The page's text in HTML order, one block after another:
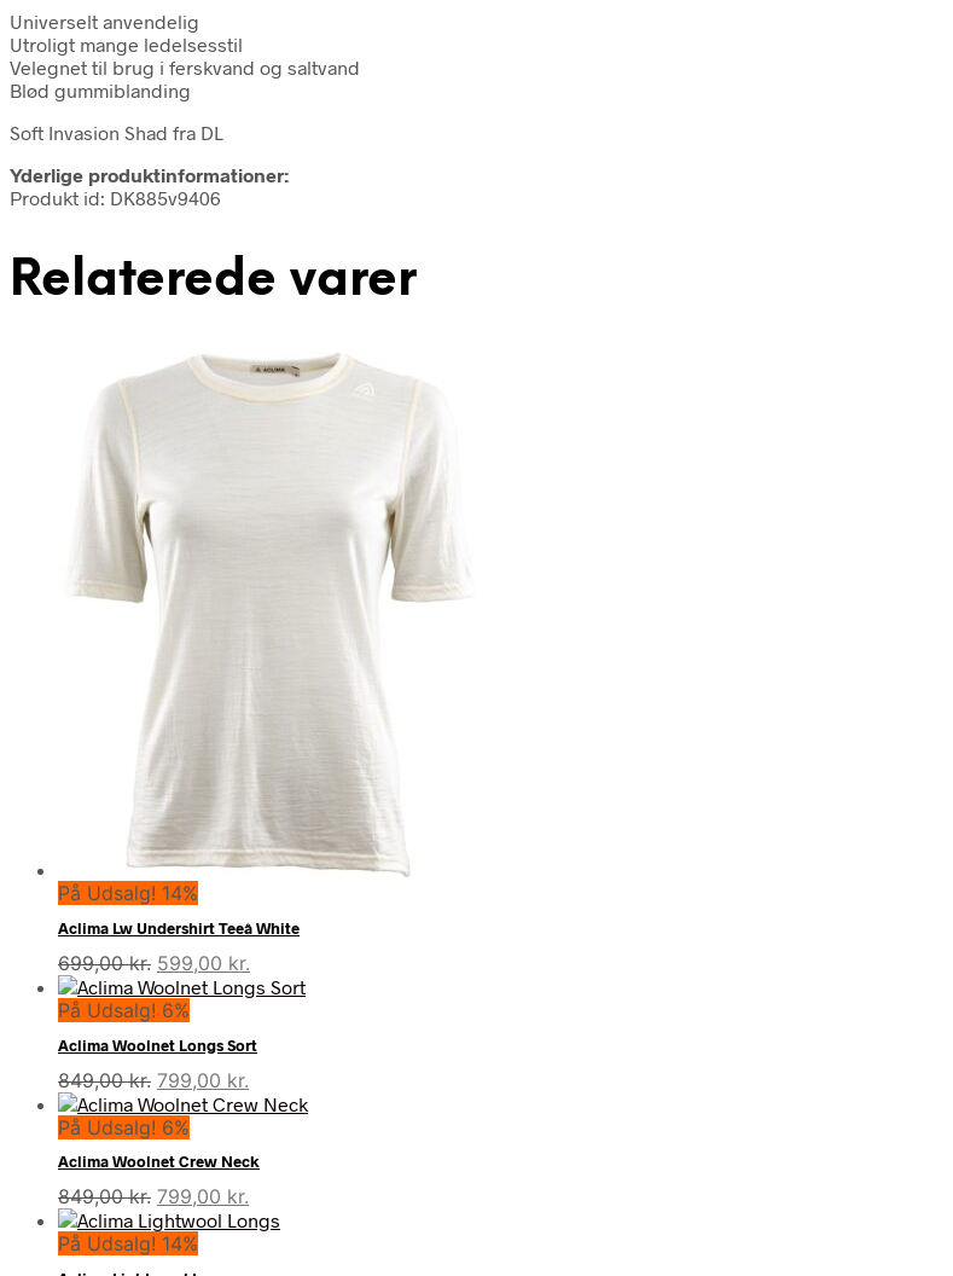
Universelt anvendelig
Utroligt mange ledelsesstil
Velegnet til brug i ferskvand og saltvand
Blød gummiblanding
Soft Invasion Shad fra DL
Yderlige produktinformationer:
Produkt id: DK885v9406
Relaterede varer
På Udsalg! 14%
Aclima Lw Undershirt Teeâ White
699,00kr. Den
oprindelige
pris
var:
699,00 kr..
599,00 kr.
aktuelle
er:
599,00 kr..
På Udsalg! 6%
Aclima Woolnet Longs Sort
849,00kr. Den
oprindelige
pris
var:
849,00 kr..
799,00 kr.
aktuelle
er:
799,00 kr..
På Udsalg! 6%
Aclima Woolnet Crew Neck
849,00kr. Den
oprindelige
pris
var:
799,00 kr.
aktuelle
På Udsalg! 14%